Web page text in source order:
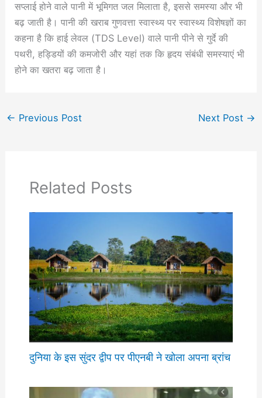
सप्लाई होने वाले पानी में भूमिगत जल मिलाता है, इससे समस्या और भी
बढ़ जाती है। पानी की खराब गुणवत्ता स्वास्थ्य पर स्वास्थ्य विशेषज्ञों का
कहना है कि हाई लेवल (TDS Level) वाले पानी पीने से गुर्दे की
पथरी, हड्डियों की कमजोरी और यहां तक कि हृदय संबंधी समस्याएं भी
होने का खतरा बढ़ जाता है।
← Previous Post Next Post →
Related Posts
दुनिया के इस सुंदर द्वीप पर पीएनबी ने खोला अपना ब्रांच